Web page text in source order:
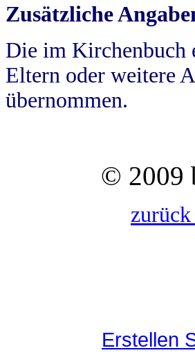
Zusätzliche
Die im Kirchenbuch
Eltern oder weitere
übernommen.
© 2009
Erstellen